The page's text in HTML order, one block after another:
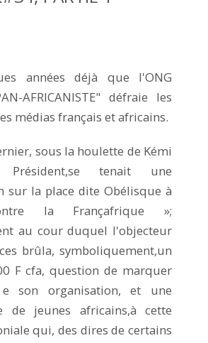
années déjà que l'ONG
AFRICANISTE" défraie les
médias français et africains.
sous la houlette de Kémi
tenait une
sur la place dite Obélisque à
la Françafrique »;
au cour duquel l'objecteur
brûla, symboliquement,un
F cfa, question de marquer
son organisation, et une
de jeunes africains,à cette
qui, des dires de certains